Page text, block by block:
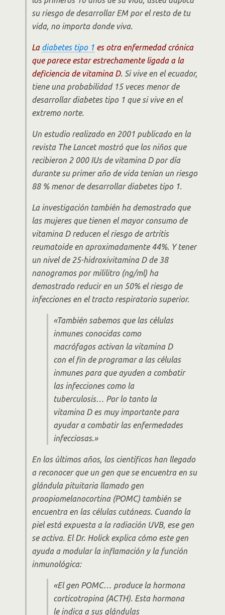
su riesgo de desarrollar EM por el resto de tu
vida, no importa donde viva.
La diabetes tipo 1 es otra enfermedad crónica
que parece estar estrechamente ligada a la
deficiencia de vitamina D. Si vive en el ecuador,
tiene una probabilidad 15 veces menor de
desarrollar diabetes tipo 1 que si vive en el
extremo norte.
Un estudio realizado en 2001 publicado en la
revista The Lancet mostró que los niños que
recibieron 2 000 IUs de vitamina D por día
durante su primer año de vida tenían un riesgo
88 % menor de desarrollar diabetes tipo 1.
La investigación también ha demostrado que
las mujeres que tienen el mayor consumo de
vitamina D reducen el riesgo de artritis
reumatoide en aproximadamente 44%. Y tener
un nivel de 25-hidroxivitamina D de 38
nanogramos por mililitro (ng/ml) ha
demostrado reducir en un 50% el riesgo de
infecciones en el tracto respiratorio superior.
«También sabemos que las células
inmunes conocidas como
macrófagos activan la vitamina D
con el fin de programar a las células
inmunes para que ayuden a combatir
las infecciones como la
tuberculosis… Por lo tanto la
vitamina D es muy importante para
ayudar a combatir las enfermedades
infecciosas.»
En los últimos años, los científicos han llegado
a reconocer que un gen que se encuentra en su
glándula pituitaria llamado gen
proopiomelanocortina (POMC) también se
encuentra en las células cutáneas. Cuando la
piel está expuesta a la radiación UVB, ese gen
se activa. El Dr. Holick explica cómo este gen
ayuda a modular la inflamación y la función
inmunológica:
«El gen POMC… produce la hormona
corticotropina (ACTH). Esta hormona
le indica a sus glándulas